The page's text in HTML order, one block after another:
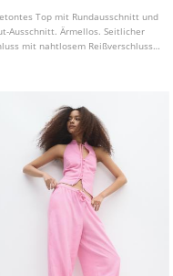
Top mit Rundausschnitt und
Ausschnitt. Ärmellos. Seitlicher
mit nahtlosem Reißverschluss.